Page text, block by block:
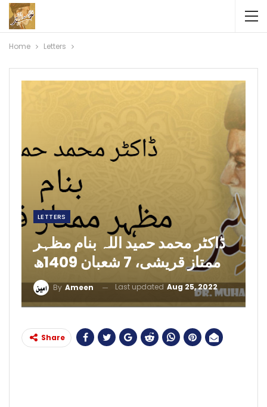
Home Letters
LETTERS
ڈاکٹر محمد حمید اللہ بنام مظہر
ممتاز قریشی، 7 شعبان 1409ھ
By Ameen Last updated Aug 25, 2022
Share